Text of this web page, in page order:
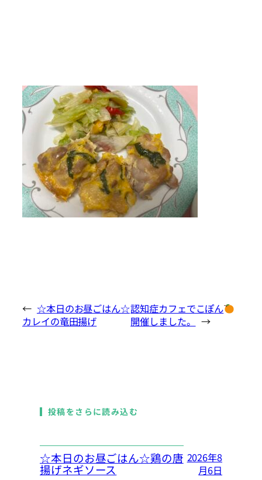
← ☆本日のお昼ごはん☆
カレイの竜田揚げ
認知症カフェでこぽん
開催しました。
→
投稿をさらに読み込む
☆本日のお昼ごはん☆鶏の唐
揚げネギソース
2026年8
月6日